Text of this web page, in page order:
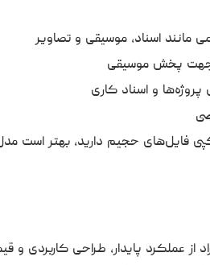
مانند اسناد، موسیقی و تصاویر
جهت پخش موسیقی
پروژه‌ها و اسناد کاری
از عملکرد پایدار، طراحی کاربردی